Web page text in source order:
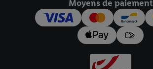
Moyens de paiement